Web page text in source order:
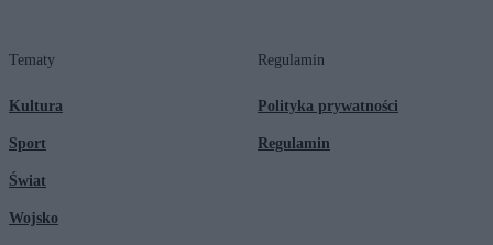
Tematy
Kultura
Sport
Świat
Wojsko
Regulamin
Polityka prywatności
Regulamin